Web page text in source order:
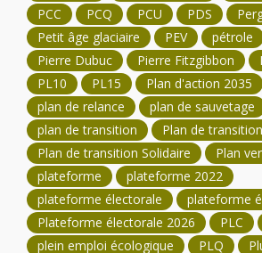
PCC
PCQ PCU PDS
Petit âge glaciaire
PEV pétrole
Pierre Dubuc
Pierre Fitzgibbon
PL10
PL15
Plan d'action 2035
plan de relance
plan de sauvetage
plan de transition
Plan de
Plan de transition Solidaire
Plan
plateforme
plateforme 2022
plateforme électorale
plateforme
Plateforme électorale 2026
PLC
plein emploi écologique
PLQ